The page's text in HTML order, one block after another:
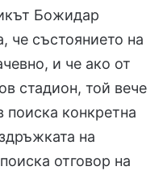
Божидар
че състоянието на
и че ако от
стадион, той вече
конкретна
на
отговор на